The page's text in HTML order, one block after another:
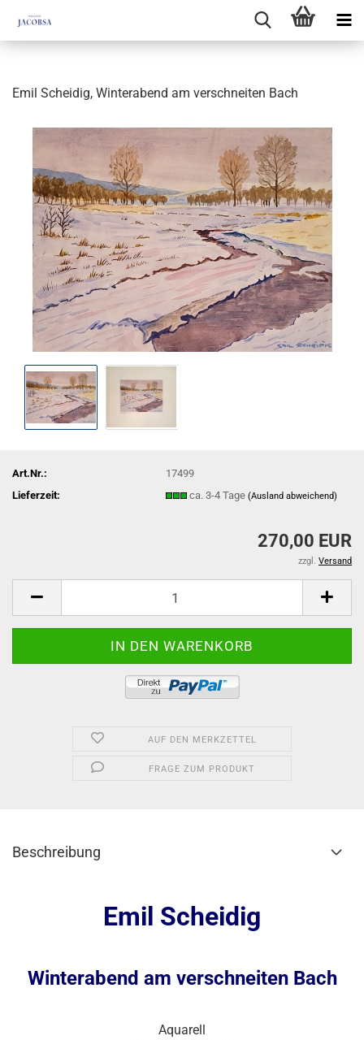
Emil Scheidig, Winterabend am verschneiten Bach
Art.Nr.:
17499
Lieferzeit:
ca. 3-4 Tage(Ausland abweichend)
270,00 EUR
zzgl. Versand
AUF DEN MERKZETTEL
FRAGE ZUM PRODUKT
Beschreibung
Emil Scheidig
Winterabend am verschneiten Bach
Aquarell